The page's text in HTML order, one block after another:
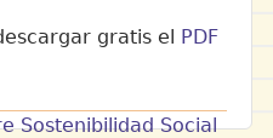
gratis el PDF
Sostenibilidad Social